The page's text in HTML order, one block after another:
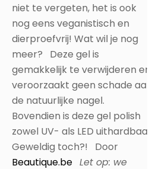
niet te vergeten, het is ook
nog eens veganistisch en
dierproefvrij! Wat wil je nog
meer? Deze gel is
gemakkelijk te verwijderen en
veroorzaakt geen schade aan
de natuurlijke nagel.
Bovendien is deze gel polish
zowel UV- als LED uithardbaar.
Geweldig toch?! Door
Beautique.be Let op: we